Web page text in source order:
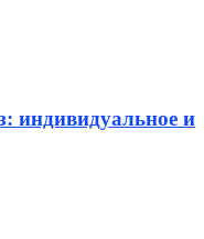
индивидуальное и